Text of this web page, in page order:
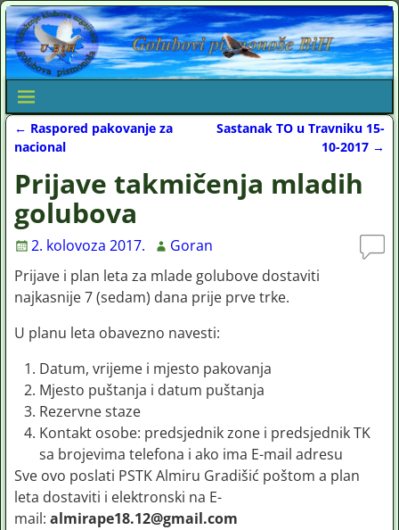
Post navigation
← Raspored pakovanje za
nacional
Sastanak TO u Travniku 15-
10-2017 →
Prijave takmičenja mladih
golubova
2. kolovoza 2017.
Goran
Prijave i plan leta za mlade golubove dostaviti
najkasnije 7 (sedam) dana prije prve trke.
U planu leta obavezno navesti:
Datum, vrijeme i mjesto pakovanja
Mjesto puštanja i datum puštanja
Rezervne staze
Kontakt osobe: predsjednik zone i predsjednik TK
sa brojevima telefona i ako ima E-mail adresu
Sve ovo poslati PSTK Almiru Gradišić poštom a plan
leta dostaviti i elektronski na E-
mail: almirape18.12@gmail.com